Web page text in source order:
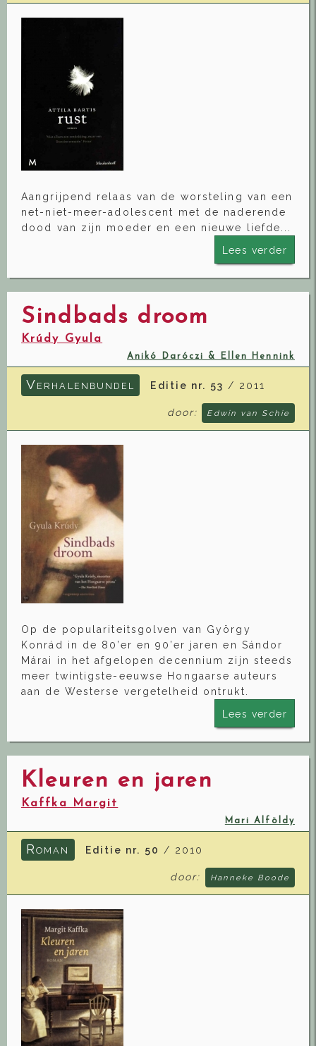
Aangrijpend relaas van de worsteling van een
net-niet-meer-adolescent met de naderende
dood van zijn moeder en een nieuwe liefde...
Lees verder
Sindbads droom
Krúdy Gyula
Anikó Daróczi & Ellen Hennink
V ERHALENBUNDEL Editie nr. 53 / 2011
door: Edwin van Schie
Op de populariteitsgolven van György
Konrád in de 80’er en 90’er jaren en Sándor
Márai in het afgelopen decennium zijn steeds
meer twintigste-eeuwse Hongaarse auteurs
aan de Westerse vergetelheid ontrukt.
Lees verder
Kleuren en jaren
Kaffka Margit
Mari Alföldy
ROMAN Editie nr. 50 / 2010
door: Hanneke Boode